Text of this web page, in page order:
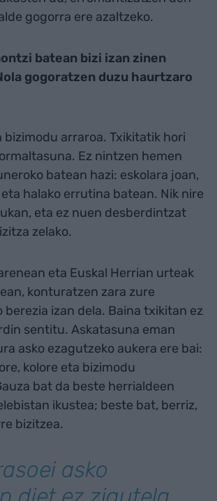
gogorra ere azaltzeko.
batean bizi izan zinen
gogoratzen duzu haurtzaro
bizimodu arraroa. Txikitatik hori
Ez nintzen hemen
batean hazi: eskolara joan,
halako errutina batean. Nik nire
eta ez nuen desberdintzat
zelako.
eta Euskal Herrian urteak
konturatzen zara zure
berezia izan dela. Baina txikitan ez
sentitu. Askatasuna eman
asko ezagutzeko aukera ere bai:
kolore eta bizimodu
bat da beste herrialdeen
ikustea; beste bat, berriz,
bizitzea.
asko